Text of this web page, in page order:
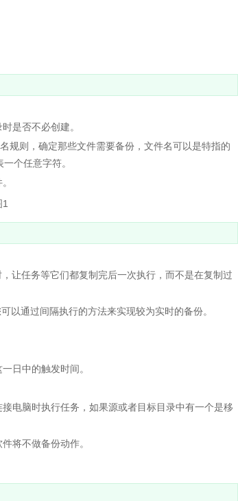
是否不必创建。
则，确定那些文件需要备份，文件名可以是特指的
个任意字符。
任务等它们都复制完后一次执行，而不是在复制过
通过间隔执行的方法来实现较为实时的备份。
日中的触发时间。
脑时执行任务，如果源或者目标目录中有一个是移
将不做备份动作。